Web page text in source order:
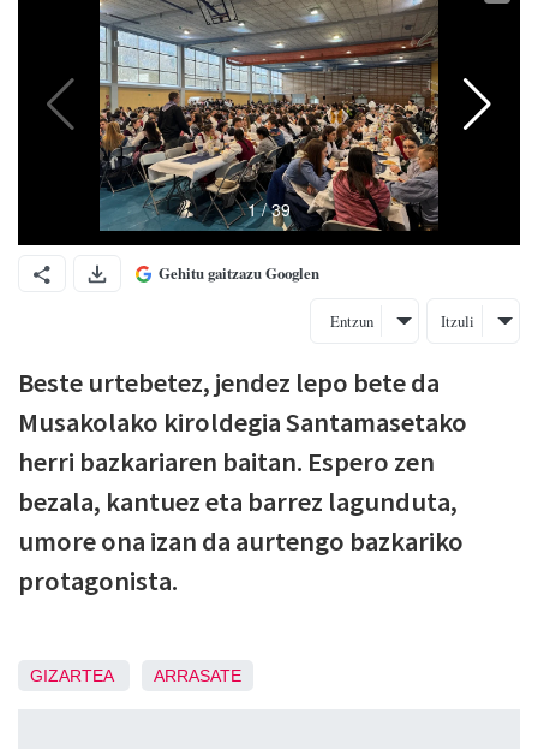
Gehitu gaitzazu Googlen
Entzun Itzuli
Beste urtebetez, jendez lepo bete da
Musakolako kiroldegia Santamasetako
herri bazkariaren baitan. Espero zen
bezala, kantuez eta barrez lagunduta,
umore ona izan da aurtengo bazkariko
protagonista.
GIZARTEA ARRASATE